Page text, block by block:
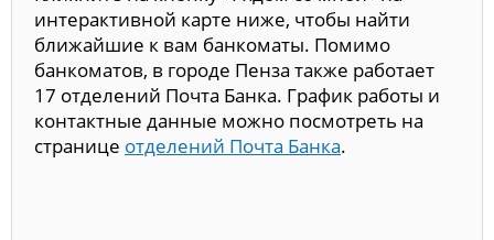
интерактивной карте ниже, чтобы найти
ближайшие к вам банкоматы. Помимо
банкоматов, в городе Пенза также работает
17 отделений Почта Банка. График работы и
контактные данные можно посмотреть на
странице отделений Почта Банка.